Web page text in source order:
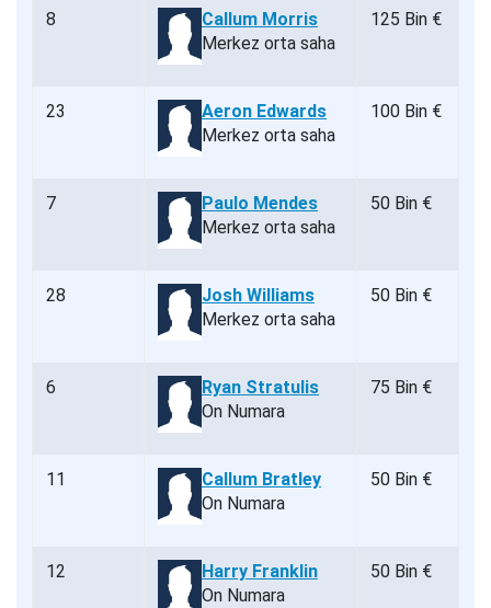
8
Callum Morris
Merkez orta saha
125 Bin €
23
Aeron Edwards
Merkez orta saha
100 Bin €
7
Paulo Mendes
Merkez orta saha
50 Bin €
28
Josh Williams
Merkez orta saha
50 Bin €
6
Ryan Stratulis
On Numara
75 Bin €
11
Callum Bratley
On Numara
50 Bin €
12
Harry Franklin
On Numara
50 Bin €